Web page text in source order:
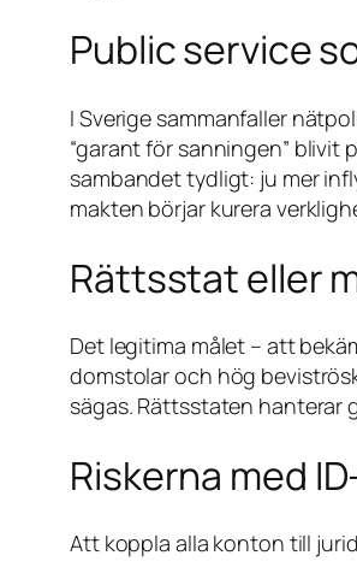
Public service
I Sverige sammanfaller
“garant för sanningen”
sambandet tydligt: ju mer
makten börjar kurera
Rättsstat eller
Det legitima målet – att
domstolar och hög
sägas. Rättsstaten hanterar
Riskerna med
Att koppla alla konton till